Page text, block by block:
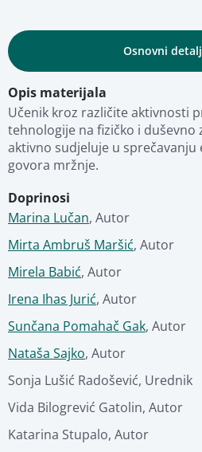
Dodajte u kolekciju
Dodajte u favorite
Pregled materijala
Osnovni
Obrazovni i tehnički detalji
Fotografije
Stručna ocjena
Povezani materijali
Opis materijala
Učenik kroz različite aktivnosti
tehnologije na fizičko i duševno
aktivno sudjeluje u sprečavanju
govora mržnje.
Doprinosi
Marina Lučan, Autor
Mirta Ambruš Maršić, Autor
Mirela Babić, Autor
Irena Ihas Jurić, Autor
Sunčana Pomahač Gak, Autor
Nataša Sajko, Autor
Sonja Lušić Radošević, Urednik
Vida Bilogrević Gatolin, Autor
Katarina Stupalo, Autor